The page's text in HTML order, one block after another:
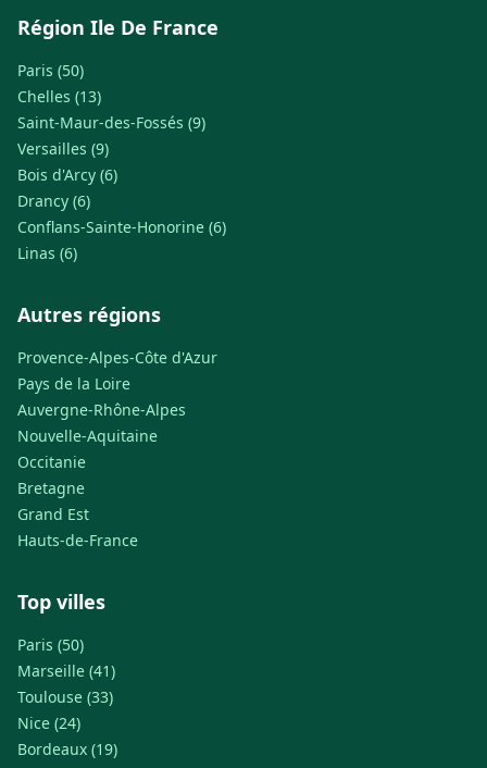
Région Ile De France
Paris (50)
Chelles (13)
Saint-Maur-des-Fossés (9)
Versailles (9)
Bois d'Arcy (6)
Drancy (6)
Conflans-Sainte-Honorine (6)
Linas (6)
Autres régions
Provence-Alpes-Côte d'Azur
Pays de la Loire
Auvergne-Rhône-Alpes
Nouvelle-Aquitaine
Occitanie
Bretagne
Grand Est
Hauts-de-France
Top villes
Paris (50)
Marseille (41)
Toulouse (33)
Nice (24)
Bordeaux (19)